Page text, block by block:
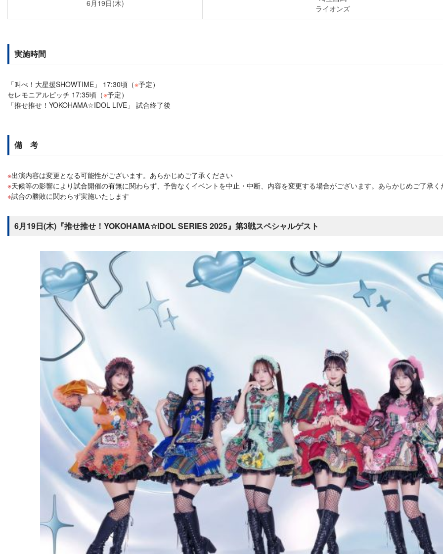
6月19日(木)
ライオンズ
実施時間
「叫べ！大星援SHOWTIME」 17:30頃（※予定）
セレモニアルピッチ 17:35頃（※予定）
「推せ推せ！YOKOHAMA☆IDOL LIVE」 試合終了後
備 考
出演内容は変更となる可能性がございます。あらかじめご了承ください
天候等の影響により試合開催の有無に関わらず、予告なくイベントを中止・中断、内容を変更する場合がございます。あらかじめご了承く
試合の勝敗に関わらず実施いたします
6月19日(木)『推せ推せ！YOKOHAMA☆IDOL SERIES 2025』第3戦スペシャルゲスト